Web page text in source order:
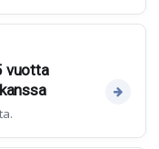
vuotta